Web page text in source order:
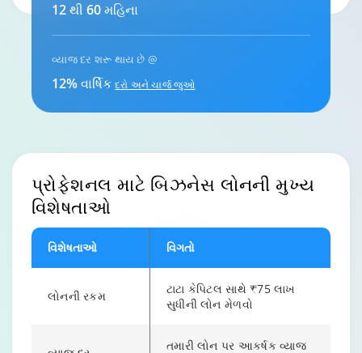
12 થી 60 મહિના
વ્યાજ દર શરૂ થાય છે @
12% વાર્ષિક દરો અને ચાર્જ જુઓ
પ્રોફેશનલ માટે બિઝનેસ લોનની મુખ્ય
વિશેષતાઓ
વિશેષતાઓ વિગતો
લોનની રકમ
ટાટા કેપિટલ સાથે ₹75 લાખ
સુધીની લોન મેળવો
તમારી લોન પર આકર્ષક વ્યાજ